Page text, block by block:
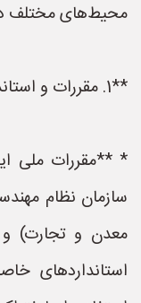
محیط‌های مختلف
**1. مقررات و استانداردها:**
* **مقررات ملی
سازمان نظام
معدن و تجارت) و
استانداردهای